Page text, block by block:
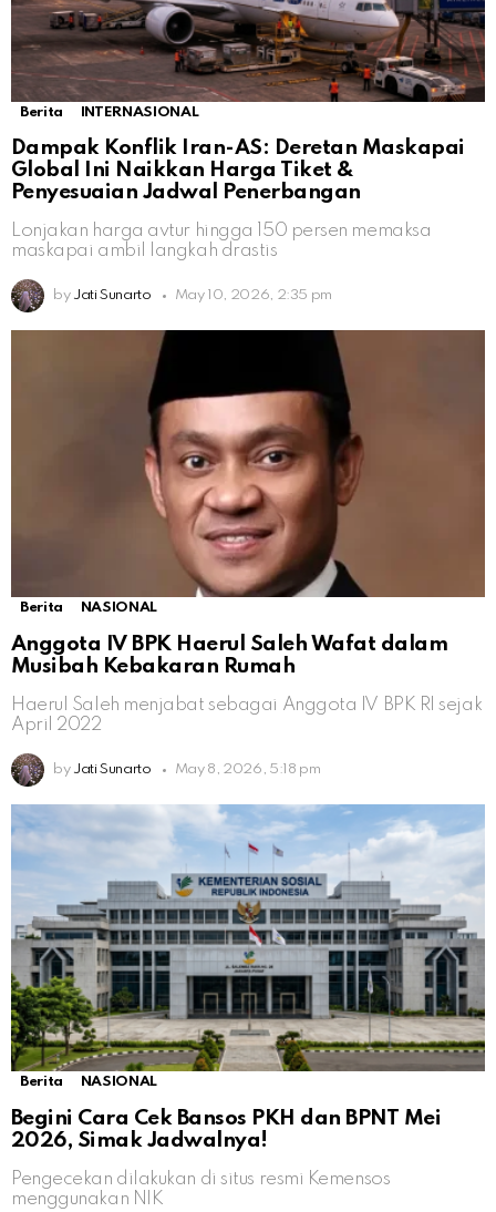
Berita INTERNASIONAL
Dampak Konflik Iran-AS: Deretan Maskapai
Global Ini Naikkan Harga Tiket &
Penyesuaian Jadwal Penerbangan
Lonjakan harga avtur hingga 150 persen memaksa
maskapai ambil langkah drastis
by Jati Sunarto May 10, 2026, 2:35 pm
Berita NASIONAL
Anggota IV BPK Haerul Saleh Wafat dalam
Musibah Kebakaran Rumah
Haerul Saleh menjabat sebagai Anggota IV BPK RI sejak
April 2022
by Jati Sunarto May 8, 2026, 5:18 pm
Berita NASIONAL
Begini Cara Cek Bansos PKH dan BPNT Mei
2026, Simak Jadwalnya!
Pengecekan dilakukan di situs resmi Kemensos
menggunakan NIK